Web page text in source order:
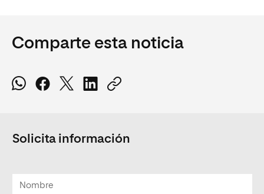
Comparte esta noticia
Solicita información